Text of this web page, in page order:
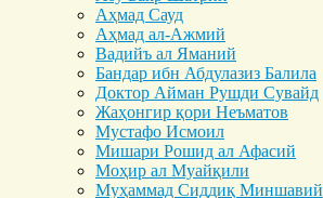
Аҳмад Сауд
Аҳмад ал-Ажмий
Вадийъ ал Яманий
Бандар ибн Абдулазиз Балила
Доктор Айман Рушди Сувайд
Жаҳонгир қори Неъматов
Мустафо Исмоил
Мишари Рошид ал Афасий
Моҳир ал Муайқили
Муҳаммад Cиддиқ Миншавий